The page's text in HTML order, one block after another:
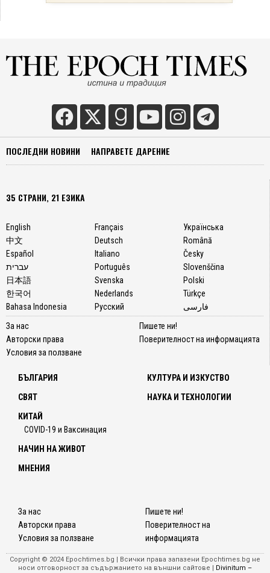
ПОСЛЕДНИ НОВИНИ НАПРАВЕТЕ ДАРЕНИЕ
35 СТРАНИ, 21 ЕЗИКА
English
中文
Español
עברית
日本語
한국어
Bahasa Indonesia
Français
Deutsch
Italiano
Português
Svenska
Nederlands
Русский
Українська
Română
Česky
Slovenščina
Polski
Türkçe
فارسی
За нас
Авторски права
Условия за ползване
Пишете ни!
Поверителност на информацията
БЪЛГАРИЯ
СВЯТ
КИТАЙ
COVID-19 и Ваксинация
КУЛТУРА И ИЗКУСТВО
НАУКА И ТЕХНОЛОГИИ
НАЧИН НА ЖИВОТ
МНЕНИЯ
За нас
Авторски права
Условия за ползване
Пишете ни!
Поверителност на
информацията
Copyright © 2024 Epochtimes.bg | Всички права запазени Epochtimes.bg не
носи отговорност за съдържанието на външни сайтове | Divinitum –